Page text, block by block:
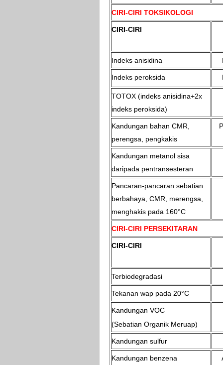
CIRI-CIRI TOKSIKOLOGI
CIRI-CIRI
Indeks anisidina
Indeks peroksida
TOTOX (indeks anisidina+2x
indeks peroksida)
Kandungan bahan CMR,
perengsa, pengkakis
Kandungan metanol sisa
daripada pentransesteran
Pancaran-pancaran sebatian
berbahaya, CMR, merengsa,
menghakis pada 160°C
CIRI-CIRI PERSEKITARAN
CIRI-CIRI
Terbiodegradasi
Tekanan wap pada 20°C
Kandungan VOC
(Sebatian Organik Meruap)
Kandungan sulfur
Kandungan benzena